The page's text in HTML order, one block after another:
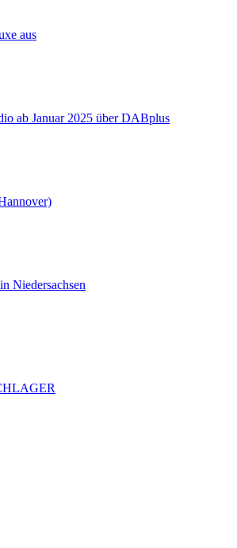
aus
ab Januar 2025 über DABplus
Niedersachsen